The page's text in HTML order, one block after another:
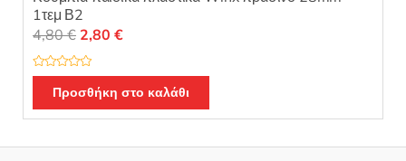
1τεμ Β2
Β
μ
ο
4,80€ Original
price
was:
4,80 €.
2,80 €Η
τιμή
είναι:
2,80 €.
Προσθήκη στο καλάθι